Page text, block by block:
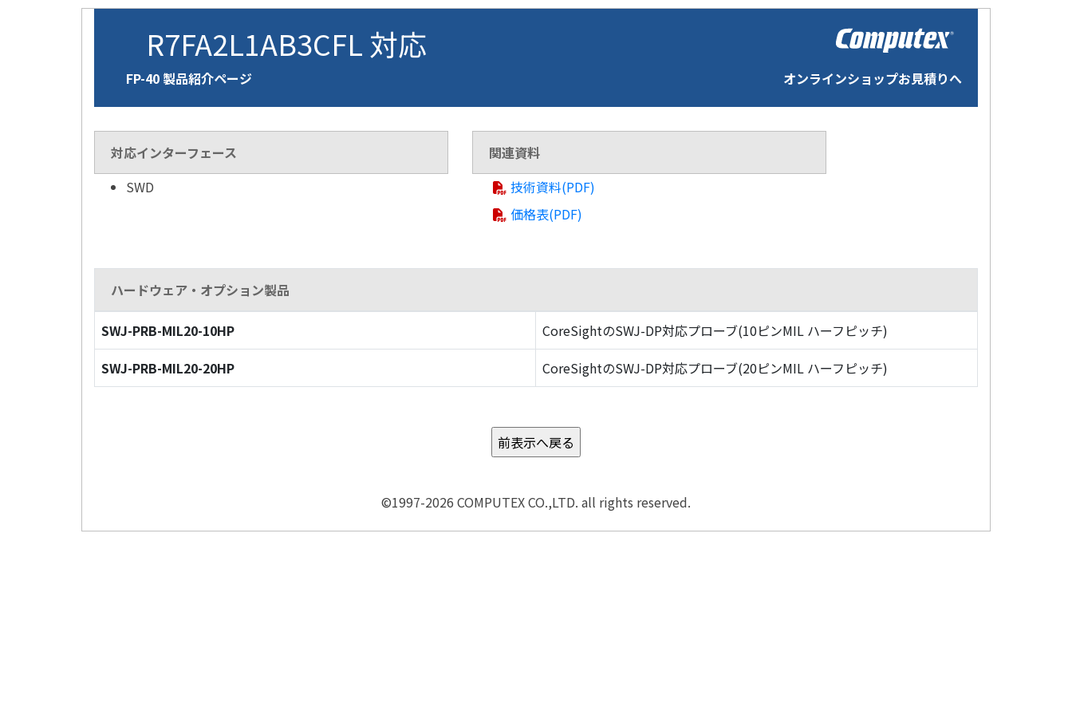
R7FA2L1AB3CFL 対応
FP-40 製品紹介ページ オンラインショップお見積りへ
対応インターフェース
SWD
関連資料
技術資料(PDF)
価格表(PDF)
ハードウェア・オプション製品
SWJ-PRB-MIL20-10HP
CoreSightのSWJ-DP対応プローブ(10ピンMIL ハーフピッチ)
SWJ-PRB-MIL20-20HP
CoreSightのSWJ-DP対応プローブ(20ピンMIL ハーフピッチ)
©1997-2026 COMPUTEX CO.,LTD. all rights reserved.